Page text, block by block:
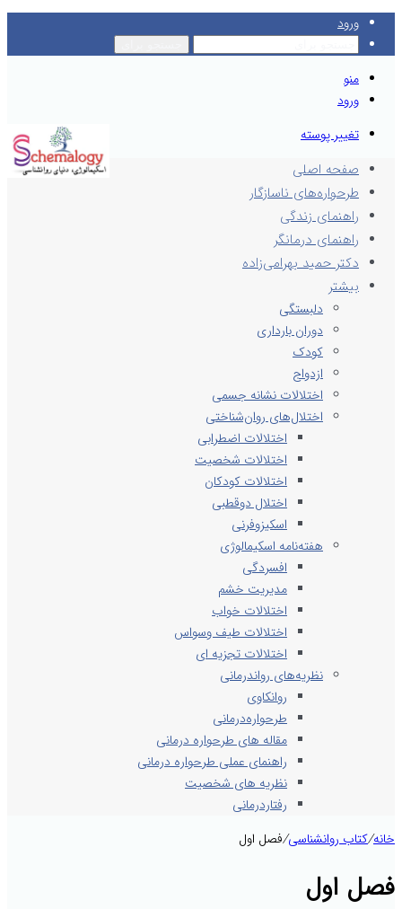
ورود
منو
ورود
تغییر پوسته
صفحه اصلی
طرحواره‌های ناسازگار
راهنمای زندگی
راهنمای درمانگر
دکتر حمید بهرامی‌زاده
بیشتر
دلبستگی
دوران بارداری
کودک
ازدواج
اختلالات نشانه جسمی
اختلال‌های روان‌شناختی
اختلالات اضطرابی
اختلالات شخصیت
اختلالات کودکان
اختلال دوقطبی
اسکیزوفرنی
هفته‌نامه اسکیمالوژی
افسردگی
مدیریت خشم
اختلالات خواب
اختلالات طیف وسواس
اختلالات تجزیه ای
نظریه‌های رواندرمانی
روانکاوی
طرحواره‌درمانی
مقاله های طرحواره درمانی
راهنمای عملی طرحواره درمانی
نظریه های شخصیت
رفتاردرمانی
خانه/کتاب روانشناسی/فصل اول
فصل اول